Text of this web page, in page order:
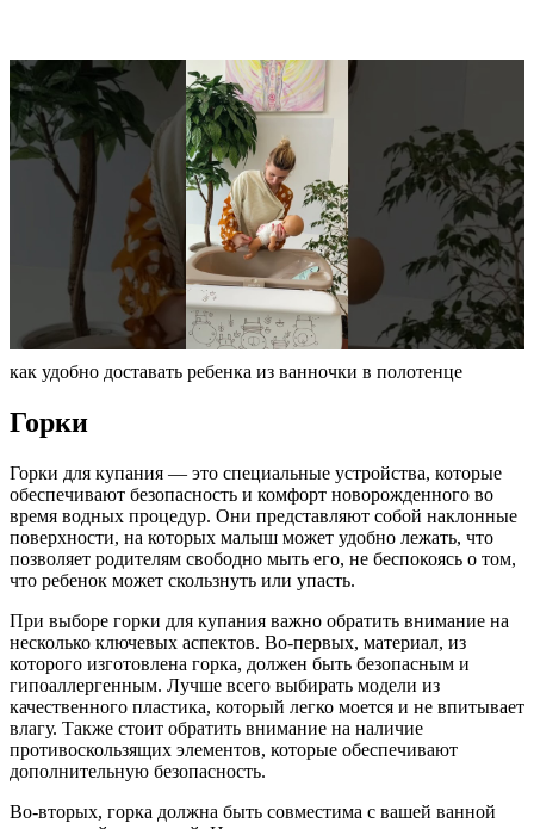
как удобно доставать ребенка из ванночки в полотенце
Горки
Горки для купания — это специальные устройства, которые
обеспечивают безопасность и комфорт новорожденного во
время водных процедур. Они представляют собой наклонные
поверхности, на которых малыш может удобно лежать, что
позволяет родителям свободно мыть его, не беспокоясь о том,
что ребенок может скользнуть или упасть.
При выборе горки для купания важно обратить внимание на
несколько ключевых аспектов. Во-первых, материал, из
которого изготовлена горка, должен быть безопасным и
гипоаллергенным. Лучше всего выбирать модели из
качественного пластика, который легко моется и не впитывает
влагу. Также стоит обратить внимание на наличие
противоскользящих элементов, которые обеспечивают
дополнительную безопасность.
Во-вторых, горка должна быть совместима с вашей ванной